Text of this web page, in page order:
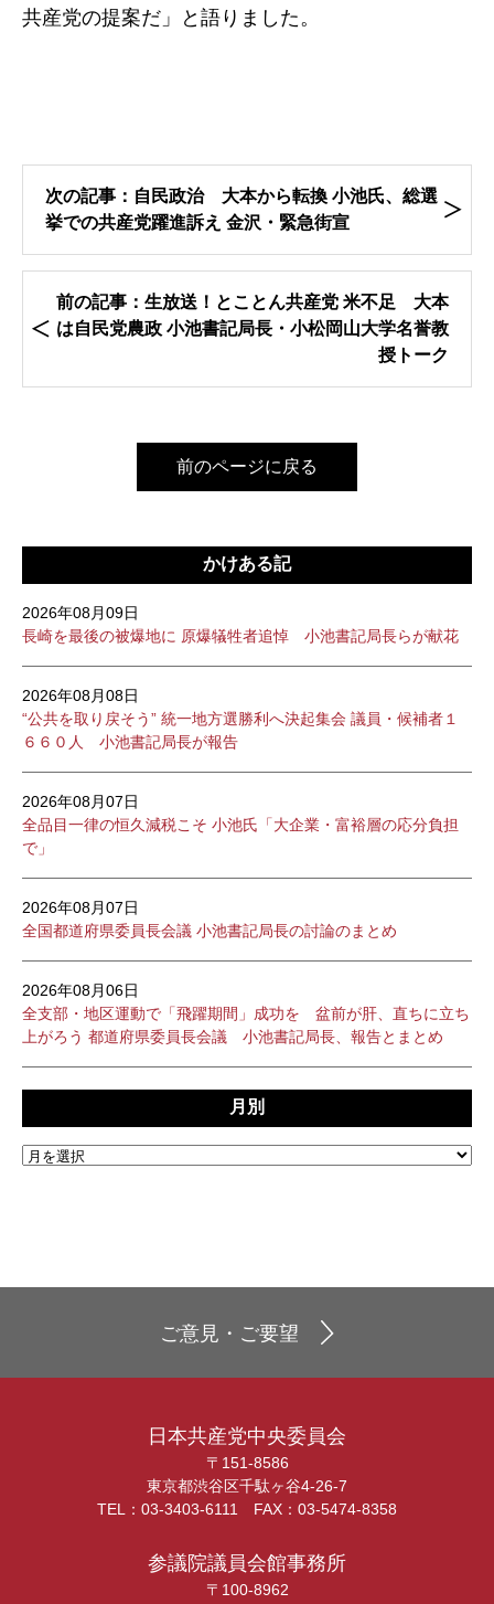
共産党の提案だ」と語りました。
次の記事：自民政治 大本から転換 小池氏、総選
挙での共産党躍進訴え 金沢・緊急街宣
前の記事：生放送！とことん共産党 米不足 大本
は自民党農政 小池書記局長・小松岡山大学名誉教
授トーク
前のページに戻る
かけある記
2026年08月09日
長崎を最後の被爆地に 原爆犠牲者追悼 小池書記局長らが献花
2026年08月08日
“公共を取り戻そう” 統一地方選勝利へ決起集会 議員・候補者１
６６０人 小池書記局長が報告
2026年08月07日
全品目一律の恒久減税こそ 小池氏「大企業・富裕層の応分負担
で」
2026年08月07日
全国都道府県委員長会議 小池書記局長の討論のまとめ
2026年08月06日
全支部・地区運動で「飛躍期間」成功を 盆前が肝、直ちに立ち
上がろう 都道府県委員長会議 小池書記局長、報告とまとめ
月別
ご意見・ご要望
日本共産党中央委員会
〒151-8586
東京都渋谷区千駄ヶ谷4-26-7
TEL：03-3403-6111 FAX：03-5474-8358
参議院議員会館事務所
〒100-8962